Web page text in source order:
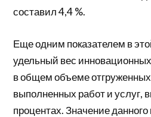
составил 4,4 %.
Еще одним показателем в
удельный вес
в общем объеме отгруженных
выполненных работ и услуг,
процентах. Значение данного